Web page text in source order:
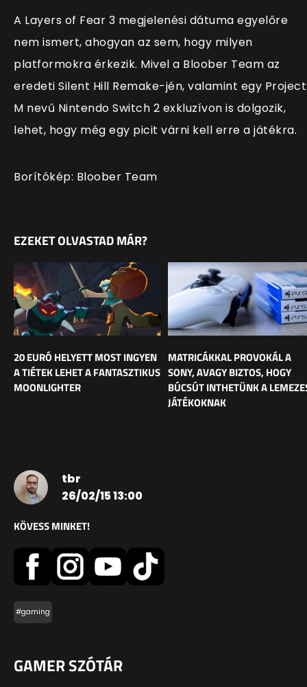
A Layers of Fear 3 megjelenési dátuma egyelőre
nem ismert, ahogyan az sem, hogy milyen
platformokra érkezik. Mivel a Bloober Team az
eredeti Silent Hill Remake-jén, valamint egy Project
M nevű Nintendo Switch 2 exkluzívon is dolgozik,
lehet, hogy még egy picit várni kell erre a játékra.
Borítókép: Bloober Team
EZEKET OLVASTAD MÁR?
20 EURÓ HELYETT MOST INGYEN
A TIÉTEK LEHET A FANTASZTIKUS
MOONLIGHTER
MATRICÁKKAL PROVOKÁL A
SONY, AVAGY BIZTOS, HOGY
BÚCSÚT INTHETÜNK A
JÁTÉKOKNAK
tbr
26/02/15 13:00
KÖVESS MINKET!
#gaming
GAMER SZÓTÁR